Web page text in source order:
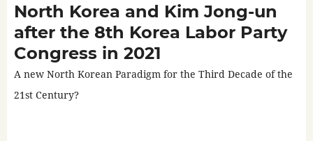
North Korea and Kim Jong-un
after the 8th Korea Labor Party
Congress in 2021
A new North Korean Paradigm for the Third Decade of the
21st Century?